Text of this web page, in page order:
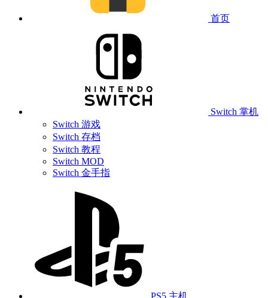
首页
Switch 掌机
Switch 游戏
Switch 存档
Switch 教程
Switch MOD
Switch 金手指